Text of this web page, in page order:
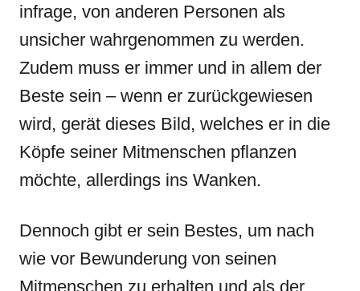
infrage, von anderen Personen als
unsicher wahrgenommen zu werden.
Zudem muss er immer und in allem der
Beste sein – wenn er zurückgewiesen
wird, gerät dieses Bild, welches er in die
Köpfe seiner Mitmenschen pflanzen
möchte, allerdings ins Wanken.
Dennoch gibt er sein Bestes, um nach
wie vor Bewunderung von seinen
Mitmenschen zu erhalten und als der